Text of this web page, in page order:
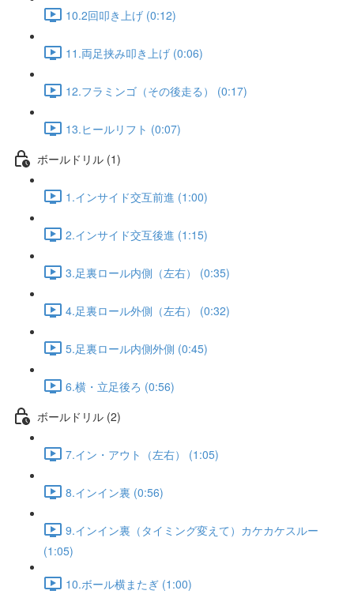
10.2回叩き上げ (0:12)
11.両足挟み叩き上げ (0:06)
12.フラミンゴ（その後走る） (0:17)
13.ヒールリフト (0:07)
ボールドリル (1)
1.インサイド交互前進 (1:00)
2.インサイド交互後進 (1:15)
3.足裏ロール内側（左右） (0:35)
4.足裏ロール外側（左右） (0:32)
5.足裏ロール内側外側 (0:45)
6.横・立足後ろ (0:56)
ボールドリル (2)
7.イン・アウト（左右） (1:05)
8.インイン裏 (0:56)
9.インイン裏（タイミング変えて）カケカケスルー
(1:05)
10.ボール横またぎ (1:00)